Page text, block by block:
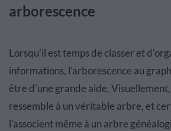
arborescence
Lorsqu'il est temps de classer et
informations, l'arborescence au
être d'une grande aide.
ressemble à un véritable arbre, et
l'associent même à un arbre